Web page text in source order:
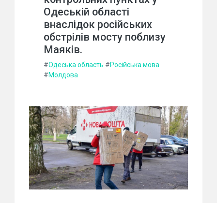
Одеській області
внаслідок російських
обстрілів мосту поблизу
Маяків.
#Одеська область #Російська мова
#Молдова